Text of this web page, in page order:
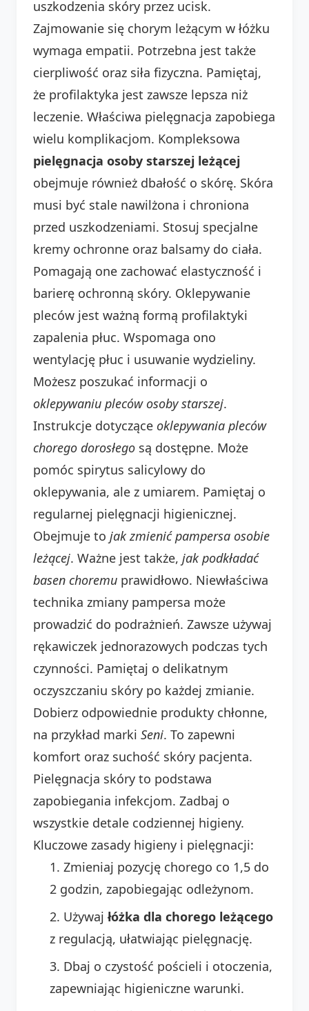
uszkodzenia skóry przez ucisk.
Zajmowanie się chorym leżącym w łóżku
wymaga empatii. Potrzebna jest także
cierpliwość oraz siła fizyczna. Pamiętaj,
że profilaktyka jest zawsze lepsza niż
leczenie. Właściwa pielęgnacja zapobiega
wielu komplikacjom. Kompleksowa
pielęgnacja osoby starszej leżącej
obejmuje również dbałość o skórę. Skóra
musi być stale nawilżona i chroniona
przed uszkodzeniami. Stosuj specjalne
kremy ochronne oraz balsamy do ciała.
Pomagają one zachować elastyczność i
barierę ochronną skóry. Oklepywanie
pleców jest ważną formą profilaktyki
zapalenia płuc. Wspomaga ono
wentylację płuc i usuwanie wydzieliny.
Możesz poszukać informacji o
oklepywaniu pleców osoby starszej.
Instrukcje dotyczące oklepywania pleców
chorego dorosłego są dostępne. Może
pomóc spirytus salicylowy do
oklepywania, ale z umiarem. Pamiętaj o
regularnej pielęgnacji higienicznej.
Obejmuje to jak zmienić pampersa osobie
leżącej. Ważne jest także, jak podkładać
basen choremu prawidłowo. Niewłaściwa
technika zmiany pampersa może
prowadzić do podrażnień. Zawsze używaj
rękawiczek jednorazowych podczas tych
czynności. Pamiętaj o delikatnym
oczyszczaniu skóry po każdej zmianie.
Dobierz odpowiednie produkty chłonne,
na przykład marki Seni. To zapewni
komfort oraz suchość skóry pacjenta.
Pielęgnacja skóry to podstawa
zapobiegania infekcjom. Zadbaj o
wszystkie detale codziennej higieny.
Kluczowe zasady higieny i pielęgnacji:
Zmieniaj pozycję chorego co 1,5 do
2 godzin, zapobiegając odleżynom.
Używaj łóżka dla chorego leżącego
z regulacją, ułatwiając pielęgnację.
Dbaj o czystość pościeli i otoczenia,
zapewniając higieniczne warunki.